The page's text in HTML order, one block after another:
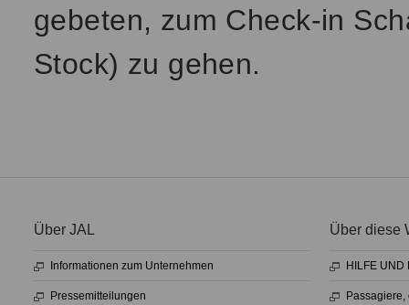
gebeten, zum Check-in
Stock) zu gehen.
Über JAL
Informationen zum Unternehmen
Pressemitteilungen
Über diese
HILFE UND